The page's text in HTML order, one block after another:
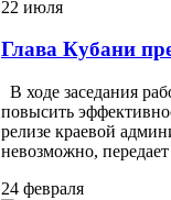
22 июля
Глава Кубани
В ходе заседания
повысить
релизе краевой
невозможно,
24 февраля